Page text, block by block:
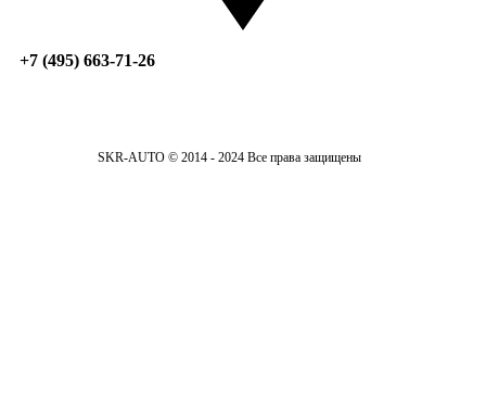
+7 (495) 663-71-26
SKR-AUTO © 2014 - 2024 Все права защищены